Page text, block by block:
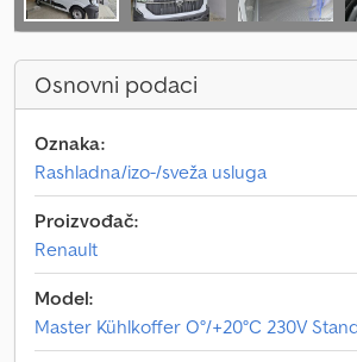
Osnovni podaci
Oznaka:
Rashladna/izo-/sveža usluga
Proizvođač:
Renault
Model:
Master Kühlkoffer O°/+20°C 230V